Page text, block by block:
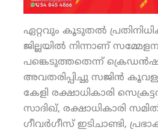
ഏറ്റവും കൂടുതല്‍
ജില്ലയില്‍ നിന്നാണ്
പങ്കെടുത്തതെന്ന്
അവതരിപ്പിച്ചു സജിന്‍
കേളി രക്ഷാധികാരി
സാദിഖ്, രക്ഷാധികാരി
ഗീവര്‍ഗീസ് ഇടിചാണ്ടി,